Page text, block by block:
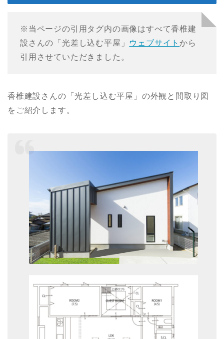
※当ページの引用タグ内の画像はすべて香椎建
設さんの「光差し込む平屋」 ウェブサイトから
引用させていただきました。
香椎建設さんの「光差し込む平屋」の外観と間取り図
をご紹介します。